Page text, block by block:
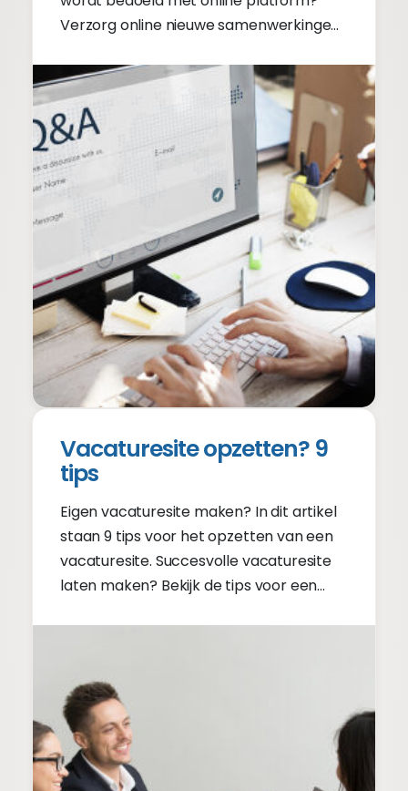
Verzorg online nieuwe samenwerkingen.
Vacaturesite opzetten? 9
tips
Eigen vacaturesite maken? In dit artikel
staan 9 tips voor het opzetten van een
vacaturesite. Succesvolle vacaturesite
laten maken? Bekijk de tips voor een